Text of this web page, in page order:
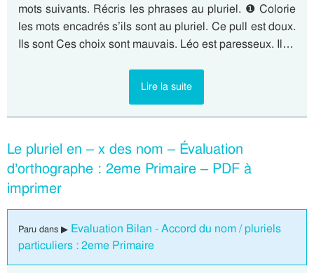
mots suivants. Récris les phrases au pluriel. ❶ Colorie
les mots encadrés s’ils sont au pluriel. Ce pull est doux.
Ils sont Ces choix sont mauvais. Léo est paresseux. Il…
Lire la suite
Le pluriel en – x des nom – Évaluation
d’orthographe : 2eme Primaire – PDF à
imprimer
Paru dans ▶ Evaluation Bilan - Accord du nom / pluriels
particuliers : 2eme Primaire